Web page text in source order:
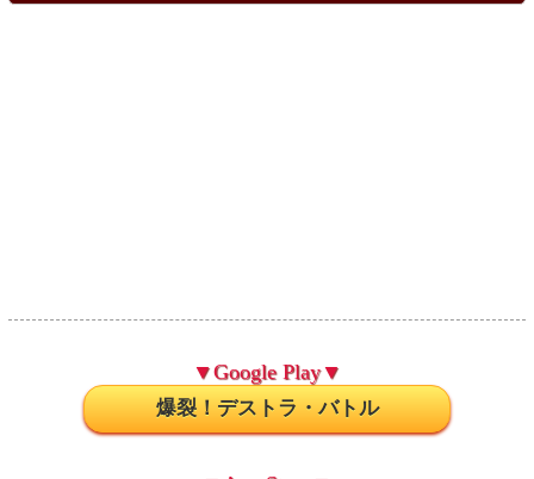
▼Google Play▼
爆裂！デストラ・バトル